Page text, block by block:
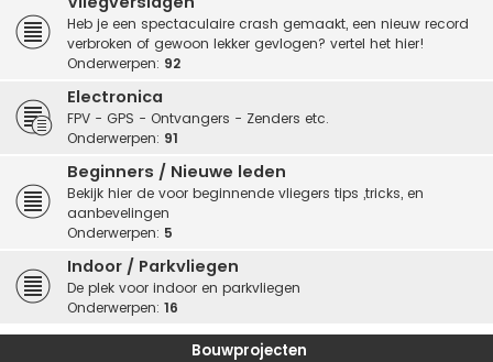
Heb je een spectaculaire crash gemaakt, een nieuw record
verbroken of gewoon lekker gevlogen? vertel het hier!
Onderwerpen: 92
Electronica
FPV - GPS - Ontvangers - Zenders etc.
Onderwerpen: 91
Beginners / Nieuwe leden
Bekijk hier de voor beginnende vliegers tips ,tricks, en
aanbevelingen
Onderwerpen: 5
Indoor / Parkvliegen
De plek voor indoor en parkvliegen
Onderwerpen: 16
Bouwprojecten